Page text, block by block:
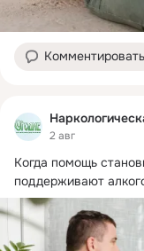
Комментировать
2 авг
Когда помощь
поддерживают